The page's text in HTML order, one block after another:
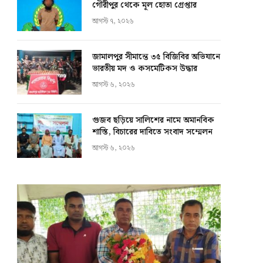
গৌরীপুর থেকে মূল হোতা গ্রেপ্তার
আগস্ট ৭, ২০২৬
জামালপুর সীমান্তে ৩৫ বিজিবির অভিযানে
ভারতীয় মদ ও কসমেটিকস উদ্ধার
আগস্ট ৬, ২০২৬
গুজব ছড়িয়ে সালিশের নামে অমানবিক
শাস্তি, বিচারের দাবিতে সংবাদ সম্মেলন
আগস্ট ৬, ২০২৬